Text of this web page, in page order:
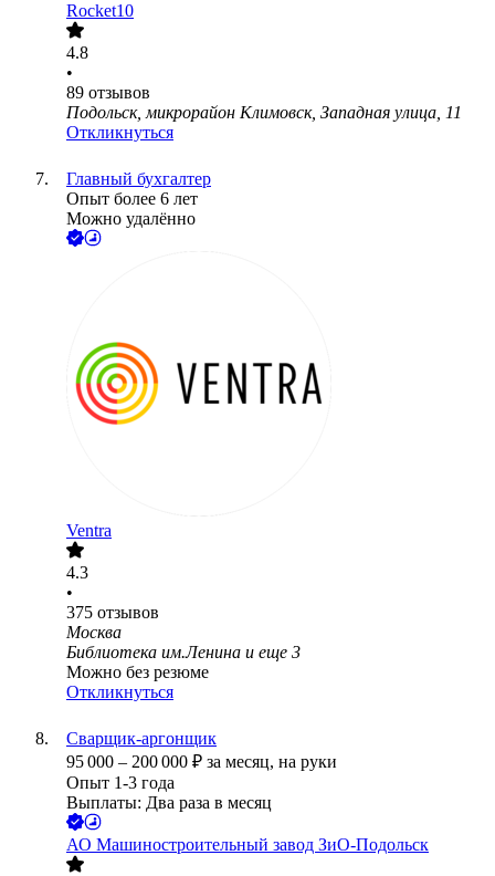
Rocket10
4.8
•
89 отзывов
Подольск, микрорайон Климовск, Западная улица, 11
Откликнуться
Главный бухгалтер
Опыт более 6 лет
Можно удалённо
Ventra
4.3
•
375 отзывов
Москва
Библиотека им.Ленина и еще 3
Можно без резюме
Откликнуться
Сварщик-аргонщик
95 000 – 200 000 ₽ за месяц, на руки
Опыт 1-3 года
Выплаты: Два раза в месяц
АО Машиностроительный завод ЗиО-Подольск